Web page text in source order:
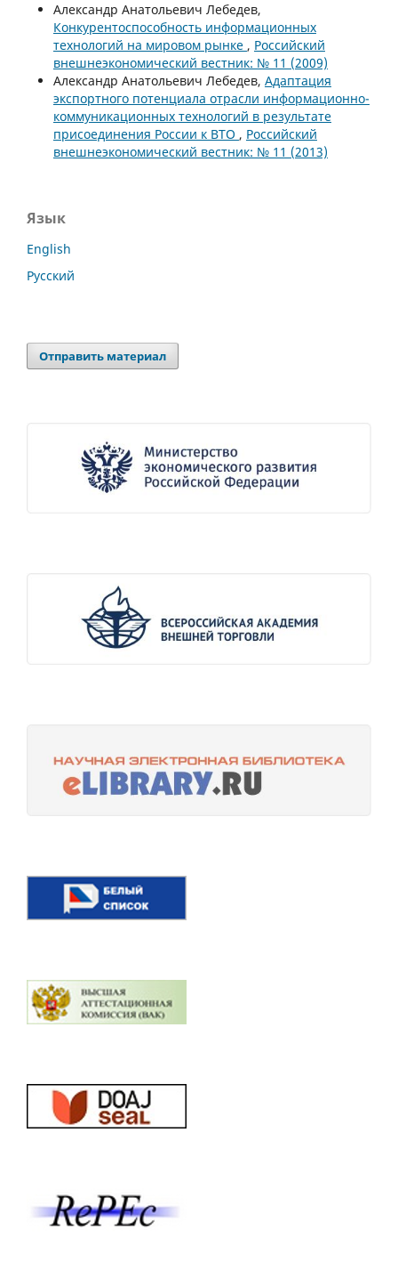
Александр Анатольевич Лебедев,
Конкурентоспособность информационных
технологий на мировом рынке , Российский
внешнеэкономический вестник: № 11 (2009)
Александр Анатольевич Лебедев, Адаптация
экспортного потенциала отрасли информационно-
коммуникационных технологий в результате
присоединения России к ВТО , Российский
внешнеэкономический вестник: № 11 (2013)
Язык
English
Русский
Отправить материал